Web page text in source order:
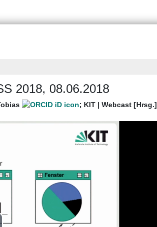
2018, 08.06.2018
; KIT | Webcast [Hrsg.]